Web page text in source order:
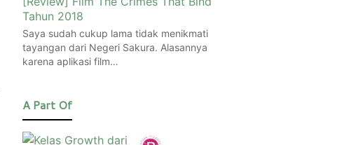
Tahun 2018
Saya sudah cukup lama tidak menikmati
tayangan dari Negeri Sakura. Alasannya
karena aplikasi film…
A Part Of